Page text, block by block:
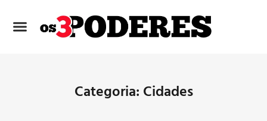
Categoria: Cidades